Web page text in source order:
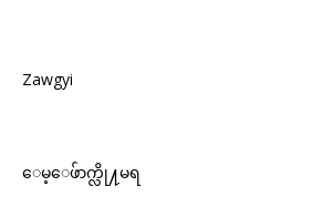
Zawgyi
ေမ့ေဖ်ာက္လို႔မရ